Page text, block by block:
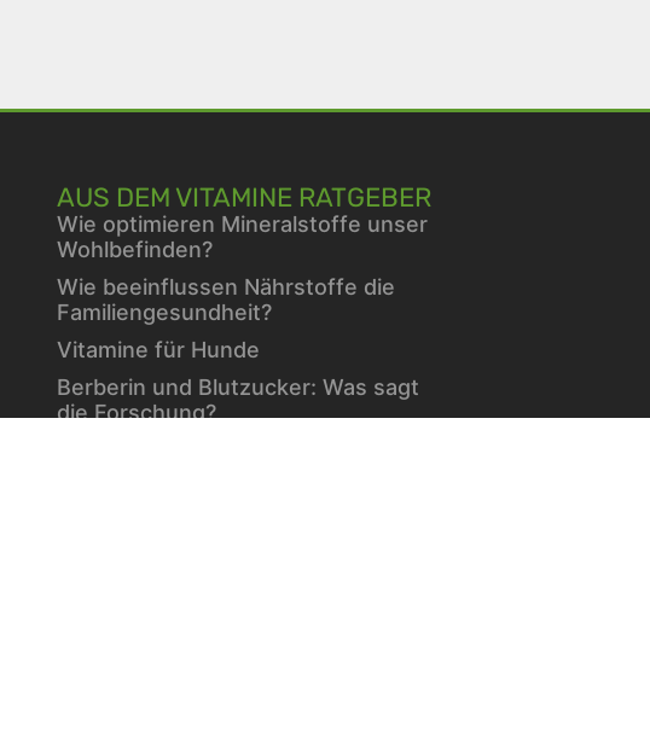
AUS DEM VITAMINE RATGEBER
Wie optimieren Mineralstoffe unser
Wohlbefinden?
Wie beeinflussen Nährstoffe die
Familiengesundheit?
Vitamine für Hunde
Berberin und Blutzucker: Was sagt
die Forschung?